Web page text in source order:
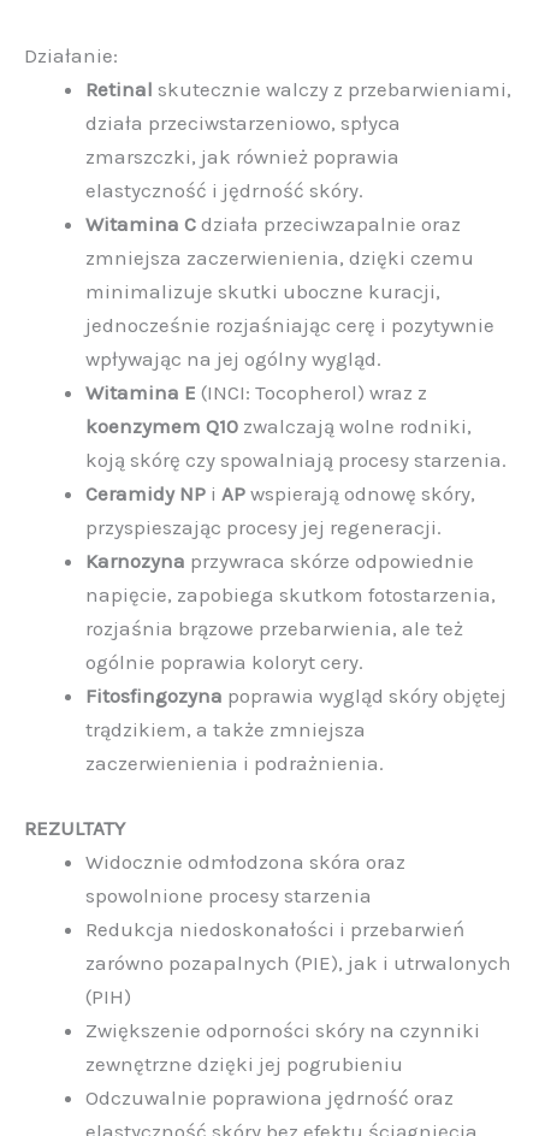
Działanie:
Retinal skutecznie walczy z przebarwieniami,
działa przeciwstarzeniowo, spłyca
zmarszczki, jak również poprawia
elastyczność i jędrność skóry.
Witamina C działa przeciwzapalnie oraz
zmniejsza zaczerwienienia, dzięki czemu
minimalizuje skutki uboczne kuracji,
jednocześnie rozjaśniając cerę i pozytywnie
wpływając na jej ogólny wygląd.
Witamina E (INCI: Tocopherol) wraz z
koenzymem Q10 zwalczają wolne rodniki,
koją skórę czy spowalniają procesy starzenia.
Ceramidy NP i AP wspierają odnowę skóry,
przyspieszając procesy jej regeneracji.
Karnozyna przywraca skórze odpowiednie
napięcie, zapobiega skutkom fotostarzenia,
rozjaśnia brązowe przebarwienia, ale też
ogólnie poprawia koloryt cery.
Fitosfingozyna poprawia wygląd skóry objętej
trądzikiem, a także zmniejsza
zaczerwienienia i podrażnienia.
REZULTATY
Widocznie odmłodzona skóra oraz
spowolnione procesy starzenia
Redukcja niedoskonałości i przebarwień
zarówno pozapalnych (PIE), jak i utrwalonych
(PIH)
Zwiększenie odporności skóry na czynniki
zewnętrzne dzięki jej pogrubieniu
Odczuwalnie poprawiona jędrność oraz
elastyczność skóry bez efektu ściągnięcia